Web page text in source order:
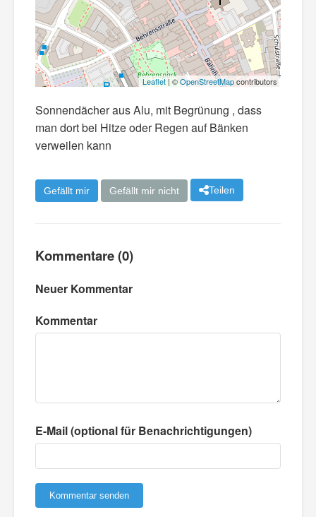
Leaflet| ©OpenStreetMapcontributors
Sonnendächer aus Alu, mit Begrünung , dass
man dort bei Hitze oder Regen auf Bänken
verweilen kann
Gefällt mir Gefällt mir nicht Teilen
Kommentare (0)
Neuer Kommentar
Kommentar
E-Mail (optional für Benachrichtigungen)
Kommentar senden